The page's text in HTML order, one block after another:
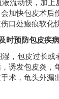
流动快，加上
加快包皮术后
口处瘢痕软化
时预防包皮疾病
，包皮过长或
诱发包皮炎，
术，龟头外漏